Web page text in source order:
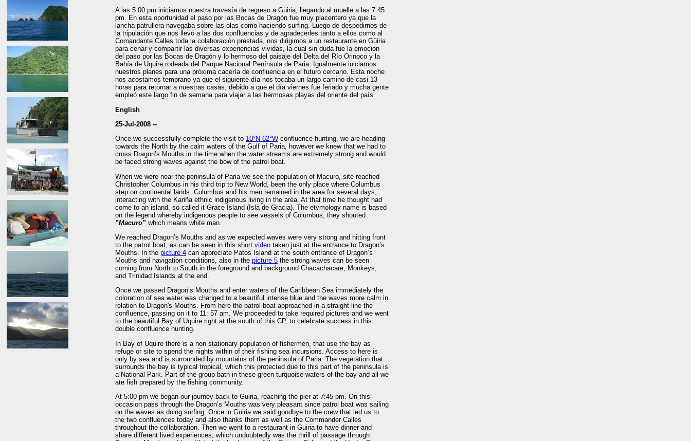
A las 5:00 pm iniciamos nuestra travesía de regreso a Güiria, llegando al muelle a las 7:45
pm. En esta oportunidad el paso por las Bocas de Dragón fue muy placentero ya que la
lancha patrullera navegaba sobre las olas como haciendo surfing. Luego de despedirnos de
la tripulación que nos llevó a las dos confluencias y de agradecerles tanto a ellos como al
Comandante Calles toda la colaboración prestada, nos dirigimos a un restaurante en Güiria
para cenar y compartir las diversas experiencias vividas, la cual sin duda fue la emoción
del paso por las Bocas de Dragón y lo hermoso del paisaje del Delta del Río Orinoco y la
Bahía de Uquire rodeada del Parque Nacional Península de Paria. Igualmente iniciamos
nuestros planes para una próxima cacería de confluencia en el futuro cercano. Esta noche
nos acostamos temprano ya que el siguiente día nos tocaba un largo camino de casi 13
horas para retornar a nuestras casas, debido a que el día viernes fue feriado y mucha gente
empleó este largo fin de semana para viajar a las hermosas playas del oriente del país.
English
25-Jul-2008 --
Once we successfully complete the visit to 10°N 62°W confluence hunting, we are heading
towards the North by the calm waters of the Gulf of Paria, however we knew that we had to
cross Dragon’s Mouths in the time when the water streams are extremely strong and would
be faced strong waves against the bow of the patrol boat.
When we were near the peninsula of Paria we see the population of Macuro, site reached
Christopher Columbus in his third trip to New World, been the only place where Columbus
step on continental lands. Columbus and his men remained in the area for several days,
interacting with the Kariña ethnic indigenous living in the area. At that time he thought had
come to an island, so called it Grace Island (Isla de Gracia). The etymology name is based
on the legend whereby indigenous people to see vessels of Columbus, they shouted
”Macuro” which means white man.
We reached Dragon’s Mouths and as we expected waves were very strong and hitting front
to the patrol boat, as can be seen in this short video taken just at the entrance to Dragon’s
Mouths. In the picture 4 can appreciate Patos Island at the south entrance of Dragon’s
Mouths and navigation conditions, also in the picture 5 the strong waves can be seen
coming from North to South in the foreground and background Chacachacare, Monkeys,
and Trinidad Islands at the end.
Once we passed Dragon’s Mouths and enter waters of the Caribbean Sea immediately the
coloration of sea water was changed to a beautiful intense blue and the waves more calm in
relation to Dragon's Mouths. From here the patrol boat approached in a straight line the
confluence, passing on it to 11: 57 am. We proceeded to take required pictures and we went
to the beautiful Bay of Uquire right at the south of this CP, to celebrate success in this
double confluence hunting.
In Bay of Uquire there is a non stationary population of fishermen, that use the bay as
refuge or site to spend the nights within of their fishing sea incursions. Access to here is
only by sea and is surrounded by mountains of the peninsula of Paria. The vegetation that
surrounds the bay is typical tropical, which this protected due to this part of the peninsula is
a National Park. Part of the group bath in these green turquoise waters of the bay and all we
ate fish prepared by the fishing community.
At 5:00 pm we began our journey back to Guiria, reaching the pier at 7:45 pm. On this
occasion pass through the Dragon’s Mouths was very pleasant since patrol boat was sailing
on the waves as doing surfing. Once in Güiria we said goodbye to the crew that led us to
the two confluences today and also thanks them as well as the Commander Calles
throughout the collaboration. Then we went to a restaurant in Guiria to have dinner and
share different lived experiences, which undoubtedly was the thrill of passage through